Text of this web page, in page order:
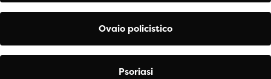
Ovaio policistico
Psoriasi